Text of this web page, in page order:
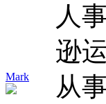
Mark
人
逊
从